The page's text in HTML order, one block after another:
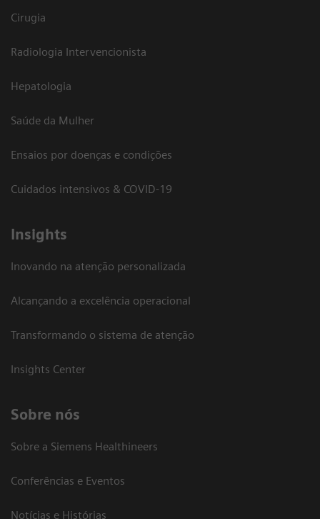
Cirugia
Radiologia Intervencionista
Hepatologia
Saúde da Mulher
Ensaios por doenças e condições
Cuidados intensivos & COVID-19
Insights
Inovando na atenção personalizada
Alcançando a excelência operacional
Transformando o sistema de atenção
Insights Center
Sobre nós
Sobre a Siemens Healthineers
Conferências e Eventos
Notícias e Histórias